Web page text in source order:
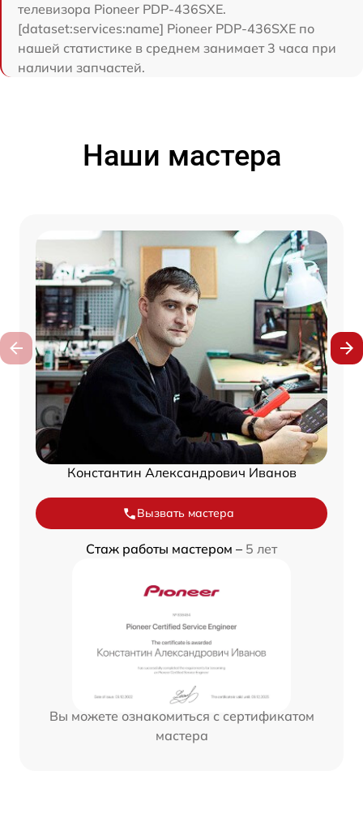
телевизора Pioneer PDP-436SXE.
[dataset:services:name] Pioneer PDP-436SXE по
нашей статистике в среднем занимает 3 часа при
наличии запчастей.
Наши мастера
Константин Александрович Иванов
Вызвать мастера
Стаж работы мастером – 5 лет
Вы можете ознакомиться с сертификатом
мастера